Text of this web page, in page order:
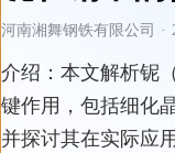
河南湘舞钢铁有限公司 ·
介绍： 本文解析铌
键作用，包括细化
并探讨其在实际应